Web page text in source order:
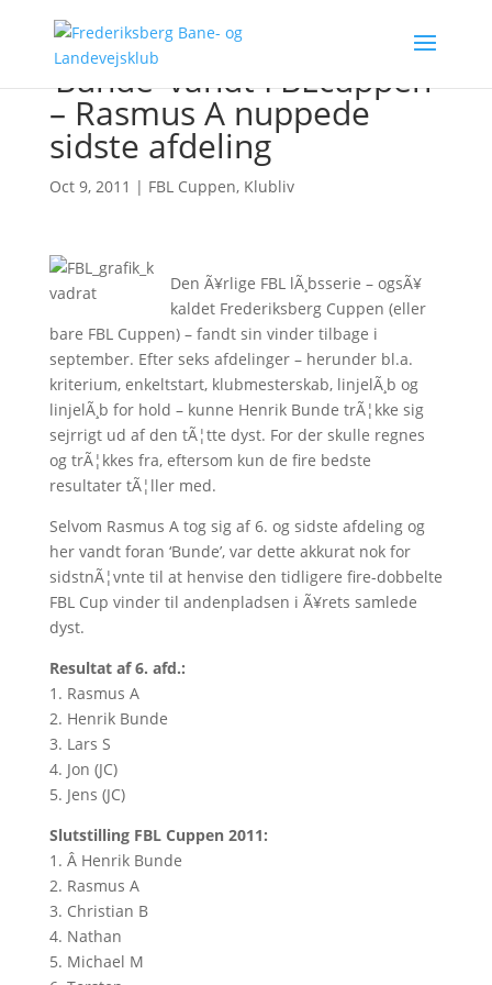
‘Bunde’ vandt FBLcuppen
– Rasmus A nuppede
sidste afdeling
Oct 9, 2011 | FBL Cuppen, Klubliv
Den Ã¥rlige FBL lÃ¸bsserie – ogsÃ¥
kaldet Frederiksberg Cuppen (eller
bare FBL Cuppen) – fandt sin vinder tilbage i
september. Efter seks afdelinger – herunder bl.a.
kriterium, enkeltstart, klubmesterskab, linjelÃ¸b og
linjelÃ¸b for hold – kunne Henrik Bunde trÃ¦kke sig
sejrrigt ud af den tÃ¦tte dyst. For der skulle regnes
og trÃ¦kkes fra, eftersom kun de fire bedste
resultater tÃ¦ller med.
Selvom Rasmus A tog sig af 6. og sidste afdeling og
her vandt foran ‘Bunde’, var dette akkurat nok for
sidstnÃ¦vnte til at henvise den tidligere fire-dobbelte
FBL Cup vinder til andenpladsen i Ã¥rets samlede
dyst.
Resultat af 6. afd.:
1. Rasmus A
2. Henrik Bunde
3. Lars S
4. Jon (JC)
5. Jens (JC)
Slutstilling FBL Cuppen 2011:
1. Â Henrik Bunde
2. Rasmus A
3. Christian B
4. Nathan
5. Michael M